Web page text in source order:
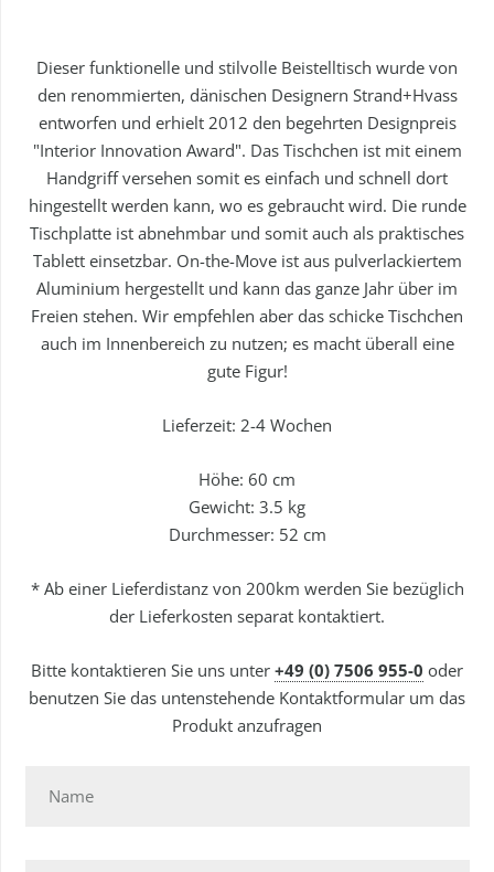
Dieser funktionelle und stilvolle Beistelltisch wurde von
den renommierten, dänischen Designern Strand+Hvass
entworfen und erhielt 2012 den begehrten Designpreis
"Interior Innovation Award". Das Tischchen ist mit einem
Handgriff versehen somit es einfach und schnell dort
hingestellt werden kann, wo es gebraucht wird. Die runde
Tischplatte ist abnehmbar und somit auch als praktisches
Tablett einsetzbar. On-the-Move ist aus pulverlackiertem
Aluminium hergestellt und kann das ganze Jahr über im
Freien stehen. Wir empfehlen aber das schicke Tischchen
auch im Innenbereich zu nutzen; es macht überall eine
gute Figur!
Lieferzeit: 2-4 Wochen
Höhe: 60 cm
Gewicht: 3.5 kg
Durchmesser: 52 cm
* Ab einer Lieferdistanz von 200km werden Sie bezüglich
der Lieferkosten separat kontaktiert.
Bitte kontaktieren Sie uns unter+49 (0) 7506 955-0 oder
benutzen Sie das untenstehende Kontaktformular um das
Produkt anzufragen